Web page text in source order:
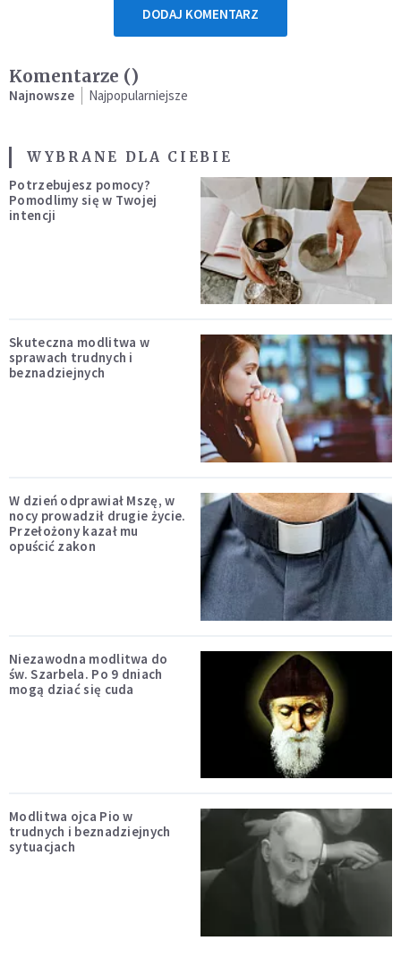
DODAJ KOMENTARZ
Komentarze ()
Najnowsze Najpopularniejsze
WYBRANE DLA CIEBIE
Potrzebujesz pomocy?
Pomodlimy się w Twojej
intencji
Skuteczna modlitwa w
sprawach trudnych i
beznadziejnych
W dzień odprawiał Mszę, w
nocy prowadził drugie życie.
Przełożony kazał mu
opuścić zakon
Niezawodna modlitwa do
św. Szarbela. Po 9 dniach
mogą dziać się cuda
Modlitwa ojca Pio w
trudnych i beznadziejnych
sytuacjach